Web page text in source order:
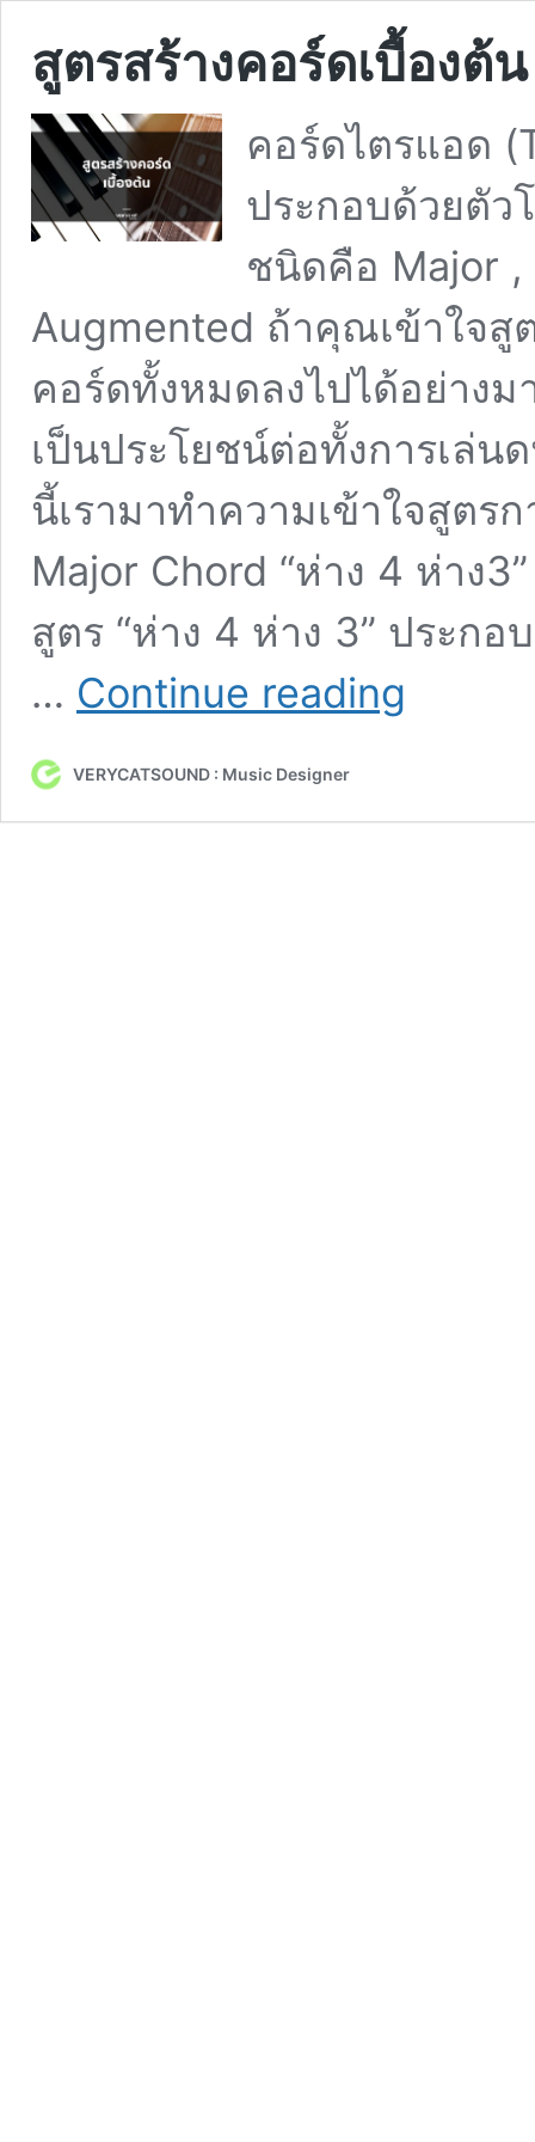
สูตรสร้างคอร์ดเบื้องต้น
คอร์ดไตรแอด
ประกอบด้วยตัว
ชนิดคือ Major ,
Augmented ถ้าคุณเข้าใจสู
คอร์ดทั้งหมดลงไปได้อย่าง
เป็นประโยชน์ต่อทั้งการเล่น
นี้เรามาทำความเข้าใจสูตร
Major Chord “ห่าง 4 ห่าง
สูตร “ห่าง 4 ห่าง 3” ประก
… Continue reading
VERYCATSOUND : Music Designer